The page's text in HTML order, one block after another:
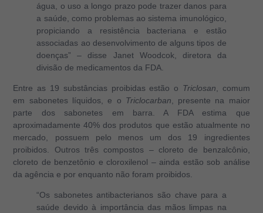
água, o uso a longo prazo pode trazer danos para
a saúde, como problemas ao sistema imunológico,
propiciando a resistência bacteriana e estão
associadas ao desenvolvimento de alguns tipos de
doenças” – disse Janet Woodcok, diretora da
divisão de medicamentos da FDA.
Entre as 19 substâncias proibidas estão o Triclosan , comum
em sabonetes líquidos, e o Triclocarban , presente na maior
parte dos sabonetes em barra. A FDA estima que
aproximadamente 40% dos produtos que estão atualmente no
mercado, possuem pelo menos um dos 19 ingredientes
proibidos. Outros três compostos – cloreto de benzalcônio,
cloreto de benzetônio e cloroxilenol – ainda estão sob análise
da agência e por enquanto não foram proibidos.
“Os sabonetes antibacterianos são chave para a
saúde devido à importância das mãos limpas na